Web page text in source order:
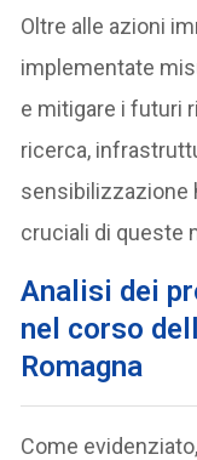
Oltre alle azioni
implementate
e mitigare i futuri
ricerca,
sensibilizzazione
cruciali di queste
Analisi dei
nel corso
Romagna
Come